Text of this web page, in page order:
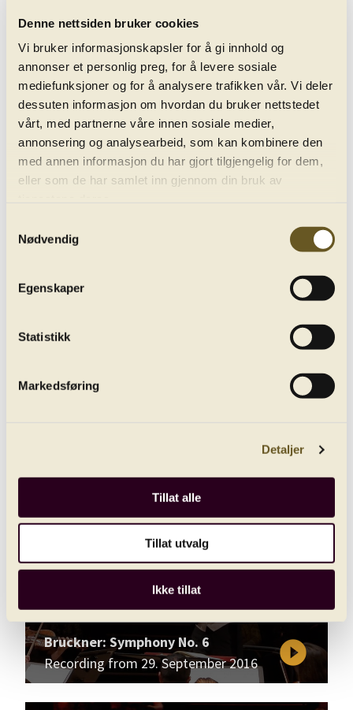
Denne nettsiden bruker cookies
Vi bruker informasjonskapsler for å gi innhold og
annonser et personlig preg, for å levere sosiale
mediefunksjoner og for å analysere trafikken vår. Vi deler
dessuten informasjon om hvordan du bruker nettstedet
vårt, med partnerne våre innen sosiale medier,
annonsering og analysearbeid, som kan kombinere den
med annen informasjon du har gjort tilgjengelig for dem,
eller som de har samlet inn gjennom din bruk av
Nødvendig
Egenskaper
Statistikk
Markedsføring
Detaljer
Tillat alle
Tillat utvalg
Ikke tillat
All concerts
Recording from 04. June 2020
play_circle_filled
Bruckner: Symphony No. 6
Recording from 29. September 2016
play_circle_filled